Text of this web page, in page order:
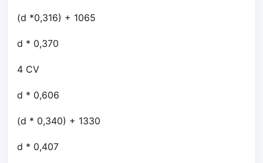
(d *0,316) + 1065
d * 0,370
4 CV
d * 0,606
(d * 0,340) + 1330
d * 0,407